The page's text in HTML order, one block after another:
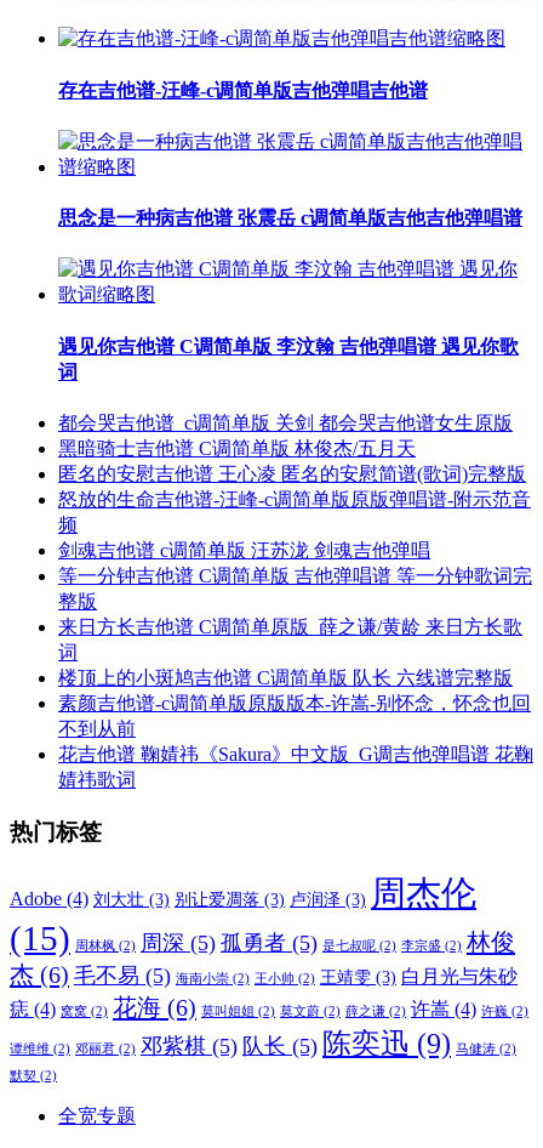
存在吉他谱-汪峰-c调简单版吉他弹唱吉他谱
思念是一种病吉他谱 张震岳 c调简单版吉他吉他弹唱谱
遇见你吉他谱 C调简单版 李汶翰 吉他弹唱谱 遇见你歌
词
都会哭吉他谱_c调简单版 关剑 都会哭吉他谱女生原版
黑暗骑士吉他谱 C调简单版 林俊杰/五月天
匿名的安慰吉他谱 王心凌 匿名的安慰简谱(歌词)完整版
怒放的生命吉他谱-汪峰-c调简单版原版弹唱谱-附示范音
频
剑魂吉他谱 c调简单版 汪苏泷 剑魂吉他弹唱
等一分钟吉他谱 C调简单版 吉他弹唱谱 等一分钟歌词完
整版
来日方长吉他谱 C调简单原版_薛之谦/黄龄 来日方长歌
词
楼顶上的小斑鸠吉他谱 C调简单版 队长 六线谱完整版
素颜吉他谱-c调简单版原版版本-许嵩-别怀念，怀念也回
不到从前
花吉他谱 鞠婧祎《Sakura》中文版_G调吉他弹唱谱 花鞠
婧祎歌词
热门标签
Adobe (4) 刘大壮 (3) 别让爱凋落 (3) 卢润泽 (3) 周杰伦
(15) 周林枫 (2) 周深 (5) 孤勇者 (5) 是七叔呢 (2) 李宗盛 (2) 林俊
杰 (6) 毛不易 (5) 海南小崇 (2) 王小帅 (2) 王靖雯 (3) 白月光与朱砂
痣 (4) 窝窝 (2) 花海 (6) 莫叫姐姐 (2) 莫文蔚 (2) 薛之谦 (2) 许嵩 (4) 许巍 (2)
谭维维 (2) 邓丽君 (2) 邓紫棋 (5) 队长 (5) 陈奕迅 (9) 马健涛 (2)
默契 (2)
全宽专题